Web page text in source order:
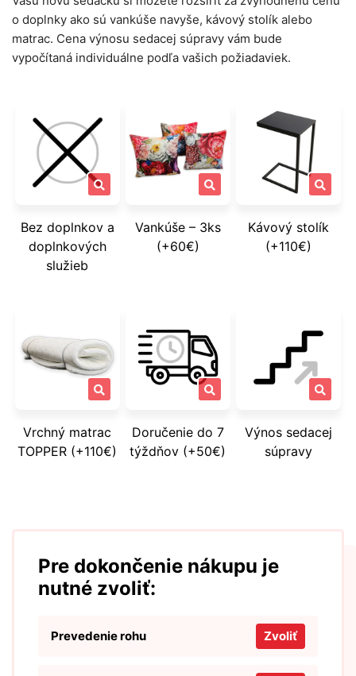
o doplnky ako sú vankúše navyše, kávový stolík alebo
matrac. Cena výnosu sedacej súpravy vám bude
vypočítaná individuálne podľa vašich požiadaviek.
Bez doplnkov a
doplnkových
služieb
Vankúše – 3ks
(+60€)
Kávový stolík
(+110€)
Vrchný matrac
TOPPER (+110€)
Doručenie do 7
týždňov (+50€)
Výnos sedacej
súpravy
Pre dokončenie nákupu je
nutné zvoliť:
Prevedenie rohu Zvoliť